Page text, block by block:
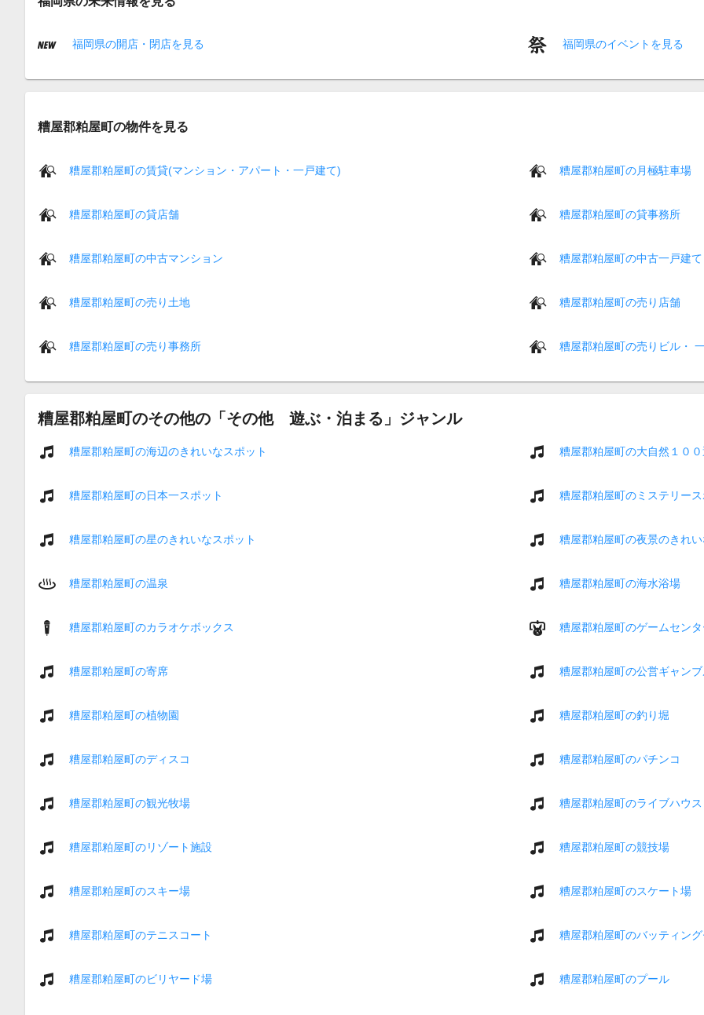
福岡県の開店・閉店を見る 福岡県のイベントを見る
糟屋郡粕屋町の物件を見る
糟屋郡粕屋町の賃貸(マンション・アパート・一戸建て) 糟屋郡粕屋町の月極駐車場
糟屋郡粕屋町の貸店舗 糟屋郡粕屋町の貸事務所
糟屋郡粕屋町の中古マンション 糟屋郡粕屋町の中古一戸建て
糟屋郡粕屋町の売り土地 糟屋郡粕屋町の売り店舗
糟屋郡粕屋町の売り事務所 糟屋郡粕屋町の売りビル・
糟屋郡粕屋町のその他の「その他 遊ぶ・泊まる」ジャンル
糟屋郡粕屋町の海辺のきれいなスポット 糟屋郡粕屋町の大自然１００
糟屋郡粕屋町の日本一スポット 糟屋郡粕屋町のミステリース
糟屋郡粕屋町の星のきれいなスポット 糟屋郡粕屋町の夜景のきれい
糟屋郡粕屋町の温泉 糟屋郡粕屋町の海水浴場
糟屋郡粕屋町のカラオケボックス 糟屋郡粕屋町のゲームセンタ
糟屋郡粕屋町の寄席 糟屋郡粕屋町の公営ギャン
糟屋郡粕屋町の植物園 糟屋郡粕屋町の釣り堀
糟屋郡粕屋町のディスコ 糟屋郡粕屋町のパチンコ
糟屋郡粕屋町の観光牧場 糟屋郡粕屋町のライブハウス
糟屋郡粕屋町のリゾート施設 糟屋郡粕屋町の競技場
糟屋郡粕屋町のスキー場 糟屋郡粕屋町のスケート場
糟屋郡粕屋町のテニスコート 糟屋郡粕屋町のバッティン
糟屋郡粕屋町のビリヤード場 糟屋郡粕屋町のプール